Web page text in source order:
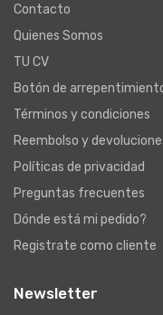
Contacto
Quienes Somos
TU CV
Botón de
Términos y condiciones
Reembolso y
Políticas de privacidad
Preguntas frecuentes
Dónde está mi pedido?
Registrate como cliente
Newsletter